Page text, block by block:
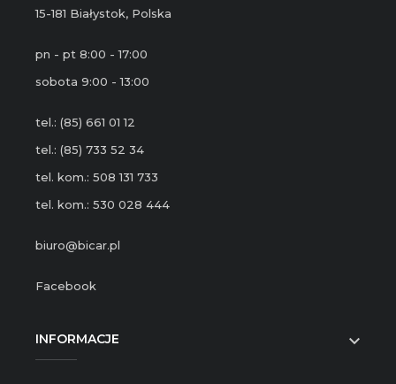
15-181 Białystok, Polska
pn - pt 8:00 - 17:00
sobota 9:00 - 13:00
tel.: (85) 661 01 12
tel.: (85) 733 52 34
tel. kom.: 508 131 733
tel. kom.: 530 028 444
biuro@bicar.pl
Facebook
INFORMACJE 